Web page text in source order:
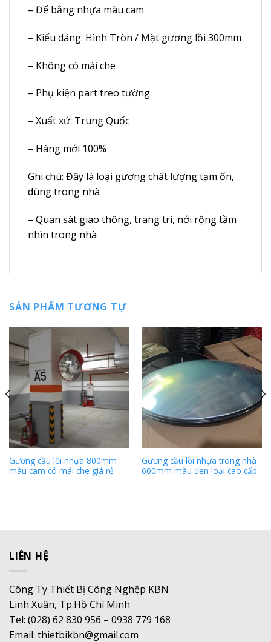
– Đế bằng nhựa màu cam
– Kiểu dáng: Hình Tròn / Mặt gương lồi 300mm
– Không có mái che
– Phụ kiện part treo tường
– Xuất xứ: Trung Quốc
– Hàng mới 100%
Ghi chú: Đây là loại gương chất lượng tạm ổn,
dùng trong nhà
– Quan sát giao thông, trang trí, nới rộng tầm
nhìn trong nhà
SẢN PHẨM TƯƠNG TỰ
Gương cầu lồi nhựa 800mm
màu cam có mái che giá rẻ
Gương cầu lồi nhựa trong nhà
600mm màu đen loại cao cấp
LIÊN HỆ
Công Ty Thiết Bị Công Nghệp KBN
Linh Xuân, Tp.Hồ Chí Minh
Tel: (028) 62 830 956 – 0938 779 168
Email: thietbikbn@gmail.com